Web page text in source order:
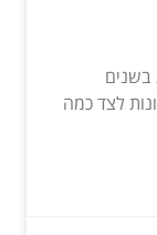
בשנים
לצד כמה